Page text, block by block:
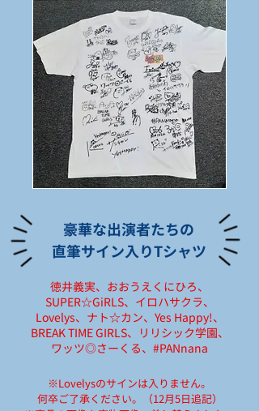
豪華な出演者たちの
直筆サイン入りTシャツ
徳井義実、おおうえくにひろ、
SUPER☆GiRLS、イロハサクラ、
Lovelys、ナト☆カン、Yes Happy!、
BREAK TIME GIRLS、リリシック学園、
ワッツ◎さーくる、#PANnana
※Lovelysのサインは入りません。
何卒ご了承ください。（12月5日追記）